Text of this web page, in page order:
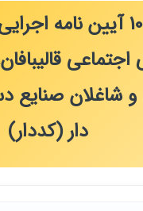
ماده 10 آیین نامه
شاغلان صنایع
دار (کددار)